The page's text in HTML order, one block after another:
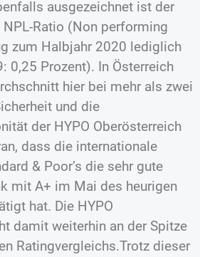
ausgezeichnet ist der
Ratio (Non performing
zum Halbjahr 2020 lediglich
0,25 Prozent). In Österreich
hier bei mehr als zwei
und die
der HYPO Oberösterreich
dass die internationale
& Poor’s die sehr gute
mit A+ im Mai des heurigen
hat. Die HYPO
damit weiterhin an der Spitze
Ratingvergleichs.Trotz dieser